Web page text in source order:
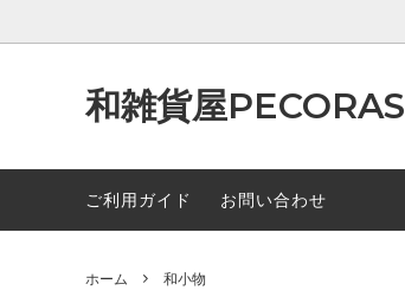
和雑貨屋PECORAS
桜シリーズ
夏におススメ
ご利用ガイド
お問い合わせ
ホーム 和小物